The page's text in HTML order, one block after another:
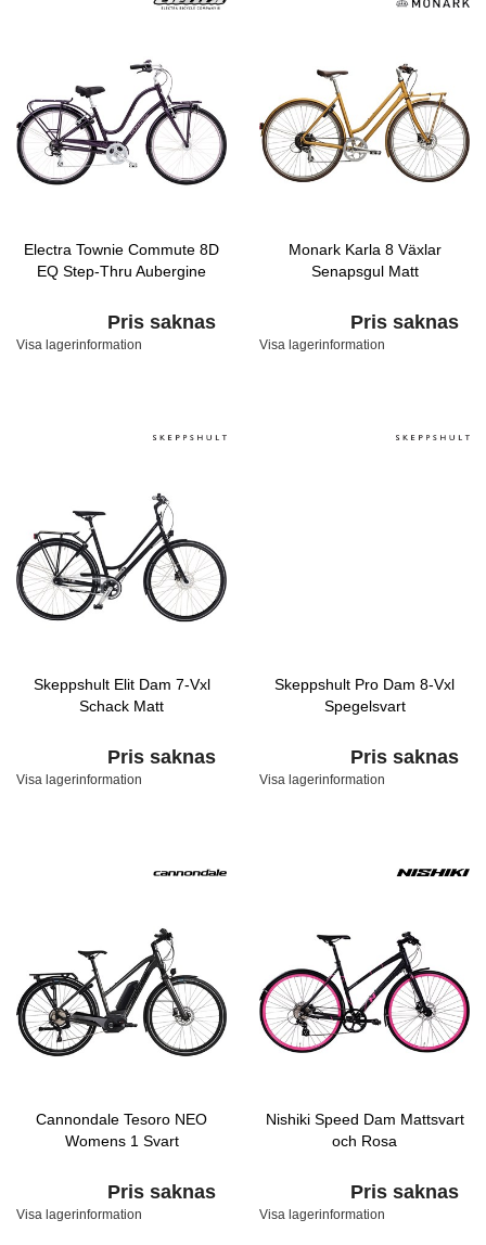
Electra Townie Commute 8D
EQ Step-Thru Aubergine
Pris saknas
Visa lagerinformation
Monark Karla 8 Växlar
Senapsgul Matt
Pris saknas
Visa lagerinformation
Skeppshult Elit Dam 7-Vxl
Schack Matt
Pris saknas
Visa lagerinformation
Skeppshult Pro Dam 8-Vxl
Spegelsvart
Pris saknas
Visa lagerinformation
Cannondale Tesoro NEO
Womens 1 Svart
Pris saknas
Visa lagerinformation
Nishiki Speed Dam Mattsvart
och Rosa
Pris saknas
Visa lagerinformation